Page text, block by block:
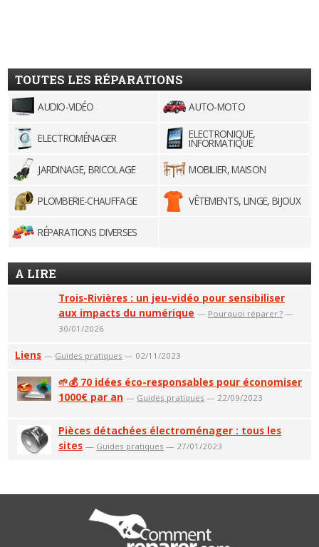
TOUTES LES RÉPARATIONS
AUDIO-VIDÉO AUTO-MOTO
ELECTROMÉNAGER ELECTRONIQUE,
INFORMATIQUE
JARDINAGE, BRICOLAGE
MOBILIER, MAISON
PLOMBERIE-CHAUFFAGE VÊTEMENTS, LINGE, BIJOUX
RÉPARATIONS DIVERSES
A LIRE
Trois-Rivières : un jeu-vidéo pour sensibiliser
aux impacts du numérique — Pourquoi réparer ? —
30/01/2026
Liens — Guides pratiques — 02/11/2023
🌱💰 70 idées éco-responsables pour économiser
1000€ par an — Guides pratiques — 22/09/2023
Pièces détachées électroménager : tous les
sites — Guides pratiques — 27/01/2023